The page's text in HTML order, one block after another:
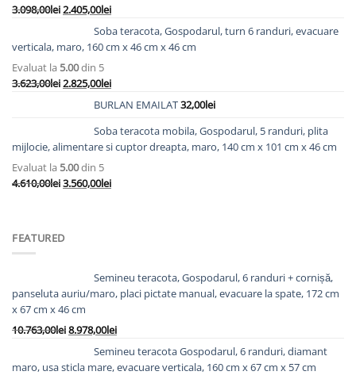
3.098,00leiPrețul
fost:
3.098,00lei.
2.405,00leiPrețul
curent
Soba teracota, Gospodarul, turn 6 randuri, evacuare
verticala, maro, 160 cm x 46 cm x 46 cm
Evaluat la 5.00din 5
3.623,00leiPrețul
3.623,00lei.
2.825,00leiPrețul
curent
2.825,00lei.
BURLAN EMAILAT32,00lei
Soba teracota mobila, Gospodarul, 5 randuri, plita
mijlocie, alimentare si cuptor dreapta, maro, 140 cm x 101 cm x 46 cm
Evaluat la 5.00din 5
4.610,00leiPrețul
4.610,00lei.
3.560,00leiPrețul
FEATURED
Semineu teracota, Gospodarul, 6 randuri + cornișă,
panseluta auriu/maro, placi pictate manual, evacuare la spate, 172 cm
x 67 cm x 46 cm
10.763,00leiPrețul
a
8.978,00leiPrețul
curent
Semineu teracota Gospodarul, 6 randuri, diamant
maro, usa sticla mare, evacuare verticala, 160 cm x 67 cm x 57 cm